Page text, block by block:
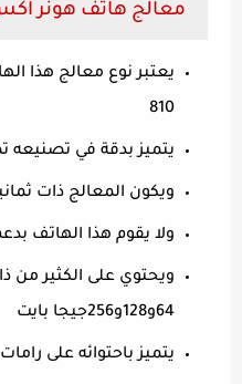
معالج هاتف هونر اكس
810
يتميز بدقة في تصنيعه تصل إلى
ويكون المعالج ذات
ولا يقوم هذا الهاتف
ويحتوي على الكثير من
64و128و256جيجا بايت
يتميز باحتوائه على رامات تصل